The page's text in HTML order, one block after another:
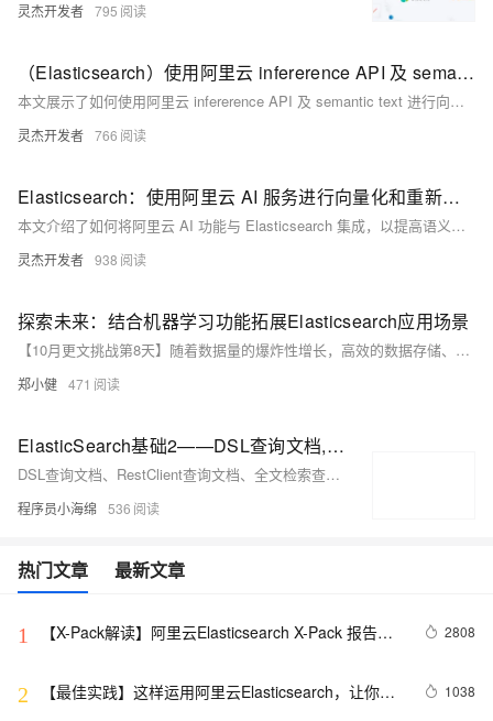
灵杰开发者 795
（Elasticsearch）使用阿里云 infererence API 及 semantic text 进行向量搜索
本文展示了如何使用阿里云 infererence API 及 semantic text 进行向量搜索。
灵杰开发者 766
Elasticsearch：使用阿里云 AI 服务进行向量化和重新排名
本文介绍了如何将阿里云 AI 功能与 Elasticsearch 集成，以提高语义搜索的相关性。
灵杰开发者 938
探索未来：结合机器学习功能拓展Elasticsearch应用场景
【10月更文挑战第8天】随着数据量的爆炸性增长，高效的数据存储、检索和分析变得越来越重要。Elasticsearch 作为一个分布式的搜索和分析引擎，以其强大的全文搜索能力、实时分析能力和可扩展性而闻名。近年来，随着机器学习技术的发展，将机器学习集成到 Elasticsearch 中成为了一种新的趋势，这不仅增强了 Elasticsearch 的数据分析能力，还开拓了一系列新的应用场景。
郑小健 471
ElasticSearch基础2——DSL查询文档,黑马旅游项目查询功能
DSL查询文档、RestClient查询文档、全文检索查询、精准查询、复合查询、地理坐标查询、分页、排序、高亮、黑马旅游案例
程序员小海绵 536
热门文章 最新文章
1
【X-Pack解读】阿里云Elasticsearch X-Pack 报告组
2808
2
【最佳实践】这样运用阿里云Elasticsearch，让你的
1038